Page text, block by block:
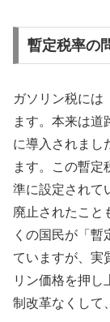
暫定税率の
ガソリン税には
ます。本来は道
に導入されまし
ます。この暫定
準に設定されて
廃止されたこと
くの国民が「暫
ていますが、実
リン価格を押し
制改革なくして